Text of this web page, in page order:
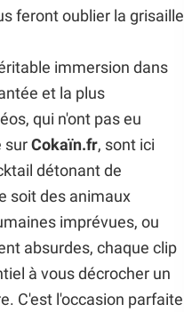
feront oublier la grisaille
immersion dans
et la plus
qui n'ont pas eu
sur Cokaïn.fr, sont ici
détonant de
soit des animaux
imprévues, ou
absurdes, chaque clip
à vous décrocher un
C'est l'occasion parfaite